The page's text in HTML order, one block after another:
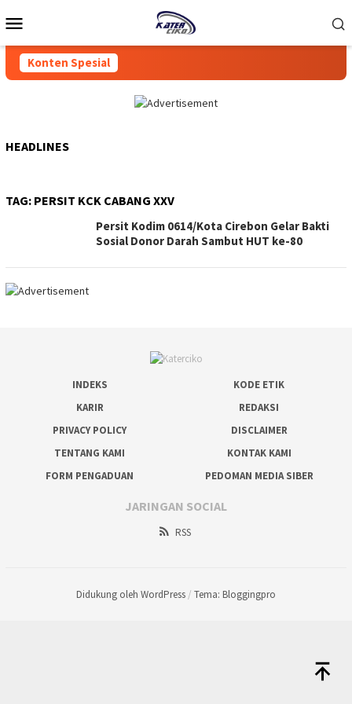
ke
Mobile
Konten Spesial
HEADLINES
TAG: PERSIT KCK CABANG XXV
Persit Kodim 0614/Kota Cirebon Gelar Bakti
Sosial Donor Darah Sambut HUT ke-80
INDEKS
KODE ETIK
KARIR
REDAKSI
PRIVACY POLICY
DISCLAIMER
TENTANG KAMI
KONTAK KAMI
FORM PENGADUAN
PEDOMAN MEDIA SIBER
JARINGAN SOCIAL
RSS
Didukung oleh WordPress / Tema: Bloggingpro